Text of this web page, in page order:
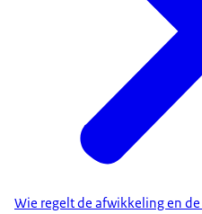
Wie regelt de afwikkeling en